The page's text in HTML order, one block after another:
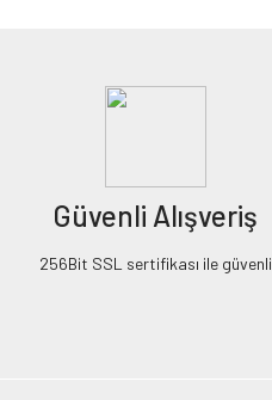
Güvenli Alışveriş
256Bit SSL sertifikası ile güvenli